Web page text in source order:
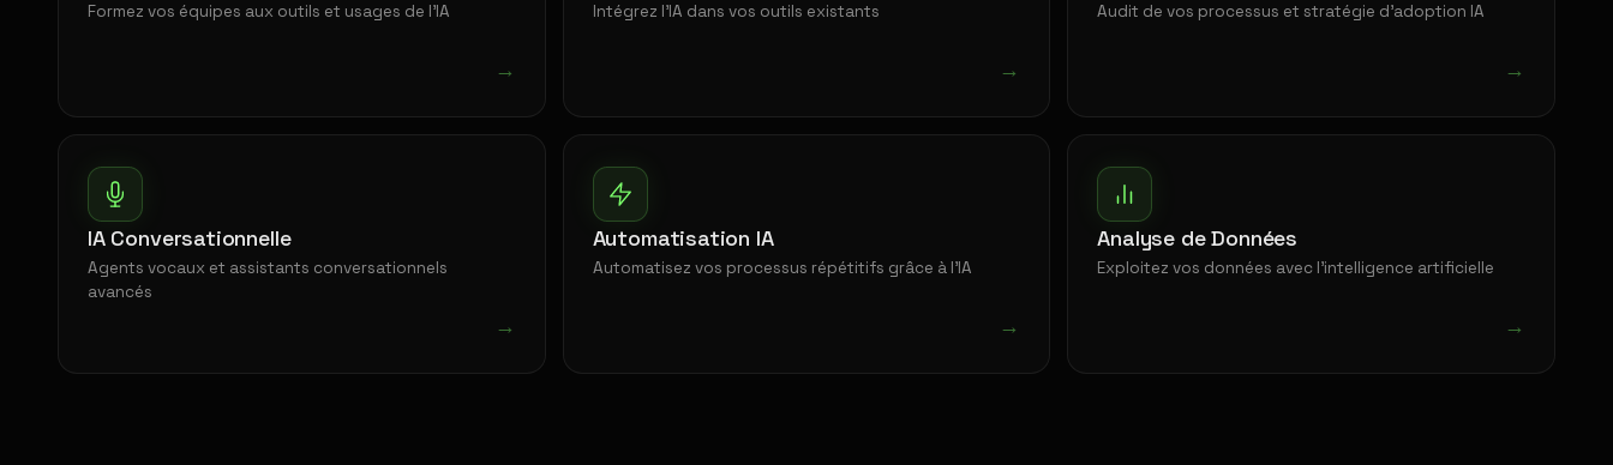
Formez vos équipes aux outils et usages de l'IA
→
Intégrez l'IA dans vos outils existants
→
Audit de vos processus et stratégie d'adoption IA
→
IA Conversationnelle
Agents vocaux et assistants conversationnels
avancés
→
Automatisation IA
Automatisez vos processus répétitifs grâce à l'IA
→
Analyse de Données
Exploitez vos données avec l'intelligence artificielle
→